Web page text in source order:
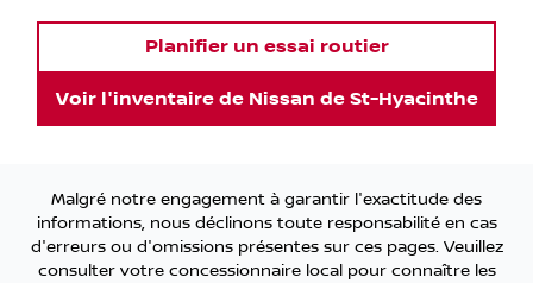
Planifier un essai routier
Voir l'inventaire de Nissan de St-Hyacinthe
Malgré notre engagement à garantir l'exactitude des
informations, nous déclinons toute responsabilité en cas
d'erreurs ou d'omissions présentes sur ces pages. Veuillez
consulter votre concessionnaire local pour connaître les